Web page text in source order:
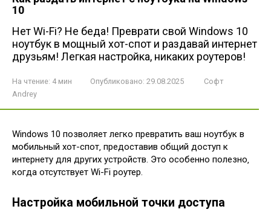
10
Нет Wi-Fi? Не беда! Преврати свой Windows 10
ноутбук в мощный хот-спот и раздавай интернет
друзьям! Легкая настройка, никаких роутеров!
На чтение: 4 мин Опубликовано: 29.08.2025
Софт
Andrey
Windows 10 позволяет легко превратить ваш ноутбук в
мобильный хот-спот‚ предоставив общий доступ к
интернету для других устройств. Это особенно полезно‚
когда отсутствует Wi-Fi роутер.
Настройка мобильной точки доступа